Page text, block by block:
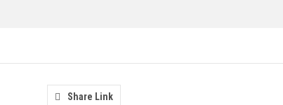
Share Link